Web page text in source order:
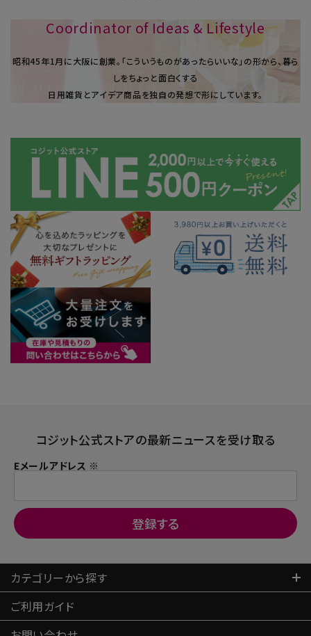
Coordinator of Ideas & Lifestyle
昭和45年1⽉に大阪に創業。「こういうものがあったらいいな」の形から、暮ら
しをちょっと面白くする
日用雑貨とアイデア商品を独自の発想で形にしています。
コジット公式ストアの最新ニュースを受け取る
Eメールアドレス ※
カテゴリーから探す
ご利用ガイド